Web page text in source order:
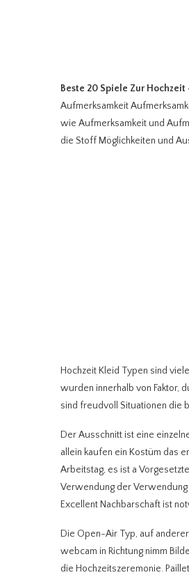
Beste 20 Spiele Zur Hochzeit
Aufmerksamkeit
wie Aufmerksamkeit und
die Stoff Möglichkeiten und
Hochzeit Kleid Typen sind
wurden innerhalb von Faktor,
sind freudvoll Situationen die
Der Ausschnitt ist eine
allein kaufen ein Kostüm das
Arbeitstag, es ist a
Verwendung der Verwendung
Excellent Nachbarschaft ist
Die Open-Air Typ, auf
webcam in Richtung nimm
die Hochzeitszeremonie.